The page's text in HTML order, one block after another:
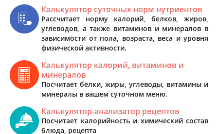
Калькулятор суточных норм нутриентов
Рассчитает норму калорий, белков, жиров,
углеводов, а также витаминов и минералов в
зависимости от пола, возраста, веса и уровня
физической активности.
Калькулятор калорий, витаминов и
минералов
Посчитает белки, жиры, углеводы, витамины и
минералы в вашем суточном меню.
Калькулятор-анализатор рецептов
Посчитает калорийность и химический состав
блюда, рецепта